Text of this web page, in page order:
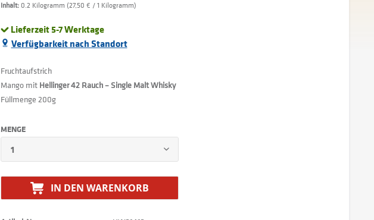
Inhalt: 0.2 Kilogramm (27,50 € / 1 Kilogramm)
Lieferzeit 5-7 Werktage
Verfügbarkeit nach Standort
Fruchtaufstrich
Mango mit Hellinger 42 Rauch – Single Malt Whisky
Füllmenge 200g
MENGE
IN DEN WARENKORB